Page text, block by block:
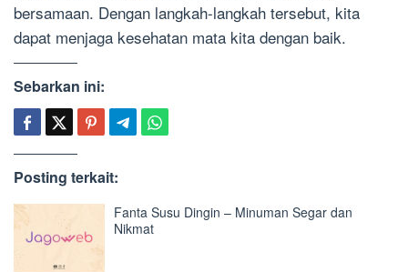
bersamaan. Dengan langkah-langkah tersebut, kita
dapat menjaga kesehatan mata kita dengan baik.
Sebarkan ini:
Posting terkait:
Fanta Susu Dingin – Minuman Segar dan
Nikmat